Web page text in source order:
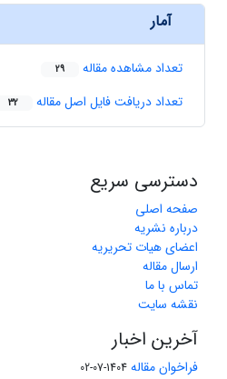
آمار
تعداد مشاهده مقاله 29
تعداد دریافت فایل اصل مقاله 32
دسترسی سریع
صفحه اصلی
درباره نشریه
اعضای هیات تحریریه
ارسال مقاله
تماس با ما
نقشه سایت
آخرین اخبار
فراخوان مقاله 1404-07-02